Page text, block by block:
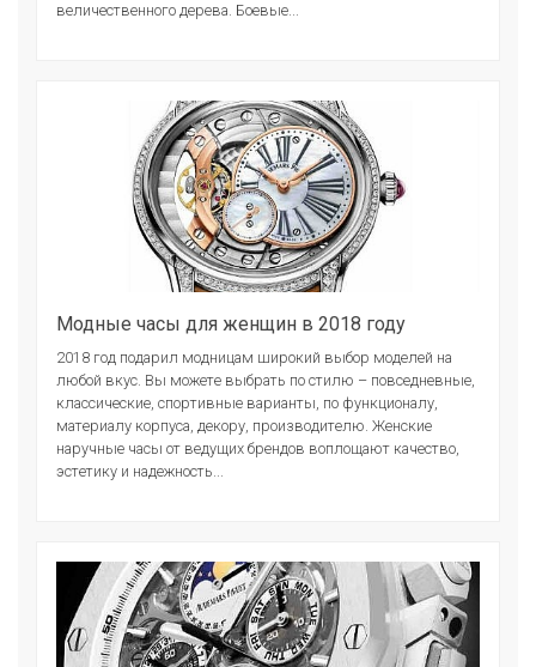
величественного дерева. Боевые...
Модные часы для женщин в 2018 году
2018 год подарил модницам широкий выбор моделей на
любой вкус. Вы можете выбрать по стилю – повседневные,
классические, спортивные варианты, по функционалу,
материалу корпуса, декору, производителю. Женские
наручные часы от ведущих брендов воплощают качество,
эстетику и надежность...